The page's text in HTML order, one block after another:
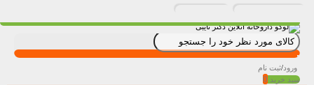
ورود/ثبت نام
سبد خرید 0